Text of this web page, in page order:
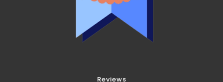
Reviews